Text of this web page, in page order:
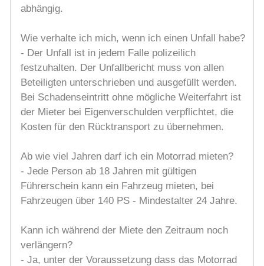
abhängig.
Wie verhalte ich mich, wenn ich einen Unfall habe?
- Der Unfall ist in jedem Falle polizeilich
festzuhalten. Der Unfallbericht muss von allen
Beteiligten unterschrieben und ausgefüllt werden.
Bei Schadenseintritt ohne mögliche Weiterfahrt ist
der Mieter bei Eigenverschulden verpflichtet, die
Kosten für den Rücktransport zu übernehmen.
Ab wie viel Jahren darf ich ein Motorrad mieten?
- Jede Person ab 18 Jahren mit gültigen
Führerschein kann ein Fahrzeug mieten, bei
Fahrzeugen über 140 PS - Mindestalter 24 Jahre.
Kann ich während der Miete den Zeitraum noch
verlängern?
- Ja, unter der Voraussetzung dass das Motorrad